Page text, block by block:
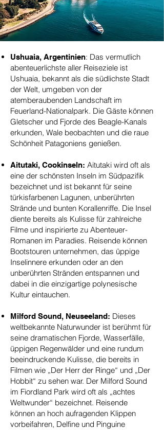
Ushuaia, Argentinien: Das vermutlich
abenteuerlichste aller Reiseziele ist
Ushuaia, bekannt als die südlichste Stadt
der Welt, umgeben von der
atemberaubenden Landschaft im
Feuerland-Nationalpark. Die Gäste können
Gletscher und Fjorde des Beagle-Kanals
erkunden, Wale beobachten und die raue
Schönheit Patagoniens genießen.
Aitutaki, Cookinseln: Aitutaki wird oft als
eine der schönsten Inseln im Südpazifik
bezeichnet und ist bekannt für seine
türkisfarbenen Lagunen, unberührten
Strände und bunten Korallenriffe. Die Insel
diente bereits als Kulisse für zahlreiche
Filme und inspirierte zu Abenteuer-
Romanen im Paradies. Reisende können
Bootstouren unternehmen, das üppige
Inselinnere erkunden oder an den
unberührten Stränden entspannen und
dabei in die einzigartige polynesische
Kultur eintauchen.
Milford Sound, Neuseeland: Dieses
weltbekannte Naturwunder ist berühmt für
seine dramatischen Fjorde, Wasserfälle,
üppigen Regenwälder und eine rundum
beeindruckende Kulisse, die bereits in
Filmen wie „Der Herr der Ringe“ und „Der
Hobbit“ zu sehen war. Der Milford Sound
im Fiordland Park wird oft als „achtes
Weltwunder“ bezeichnet. Reisende
können an hoch aufragenden Klippen
vorbeifahren, Delfine und Pinguine